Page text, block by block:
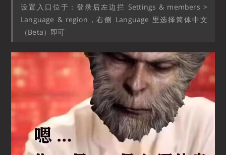
设置入口位于：登录后左边拦 Settings & members >
Language & region，右侧 Language 里选择简体中文
（Beta）即可